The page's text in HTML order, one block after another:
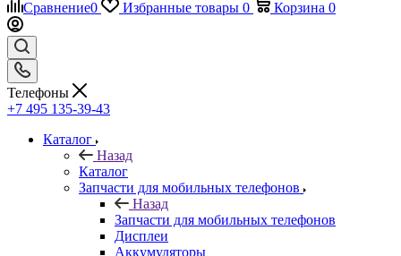
Сравнение0 Избранные товары 0 Корзина 0
Телефоны
+7 495 135-39-43
Каталог
Назад
Каталог
Запчасти для мобильных телефонов
Назад
Запчасти для мобильных телефонов
Дисплеи
Аккумуляторы